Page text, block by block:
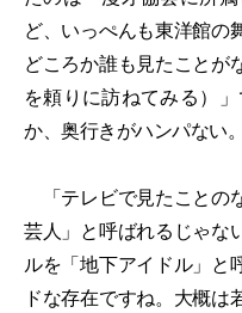
ど、いっぺんも東洋館の
どころか誰も見たことが
を頼りに訪ねてみる）
か、奥行きがハンパない。
「テレビで見たことの
芸人」と呼ばれるじゃな
ルを「地下アイドル」と
ドな存在ですね。大概は